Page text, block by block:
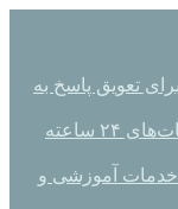
تعویق پاسخ به
فوت ۴ نفر و مصدومیت ۲۵ تن در عملیات‌های ۲۴ ساعته
خدمات آموزشی و